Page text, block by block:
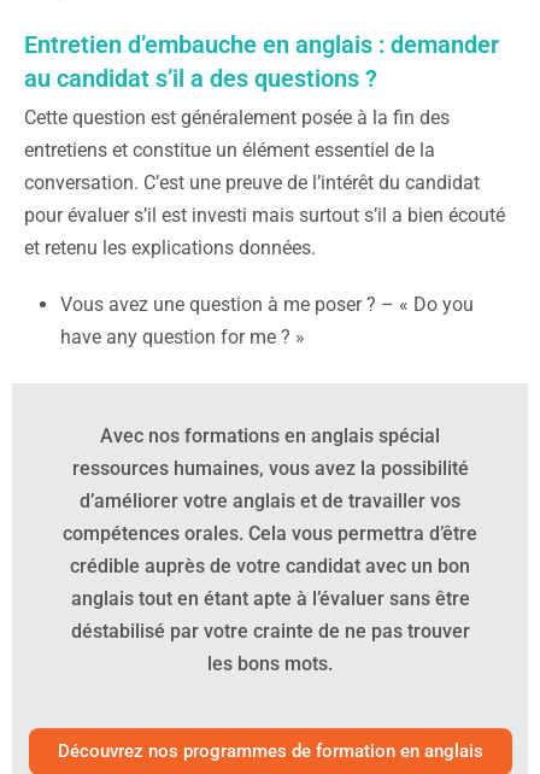
Entretien d’embauche en anglais : demander
au candidat s’il a des questions ?
Cette question est généralement posée à la fin des
entretiens et constitue un élément essentiel de la
conversation. C’est une preuve de l’intérêt du candidat
pour évaluer s’il est investi mais surtout s’il a bien écouté
et retenu les explications données.
Vous avez une question à me poser ? – « Do you
have any question for me ? »
Avec nos formations en anglais spécial
ressources humaines, vous avez la possibilité
d’améliorer votre anglais et de travailler vos
compétences orales. Cela vous permettra d’être
crédible auprès de votre candidat avec un bon
anglais tout en étant apte à l’évaluer sans être
déstabilisé par votre crainte de ne pas trouver
les bons mots.
Découvrez nos programmes de formation en anglais